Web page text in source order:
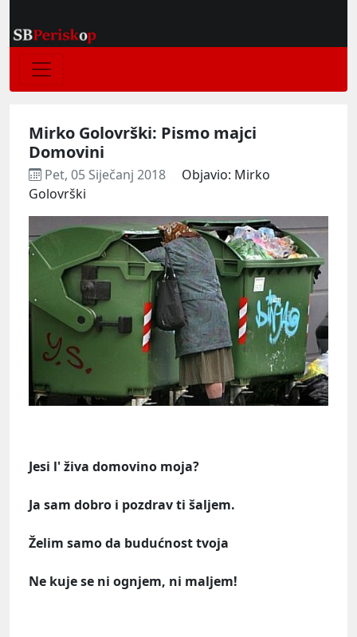
Mirko Golovrški: Pismo majci
Domovini
Pet, 05 Siječanj 2018
Objavio: Mirko
Golovrški
Jesi l' živa domovino moja?
Ja sam dobro i pozdrav ti šaljem.
Želim samo da budućnost tvoja
Ne kuje se ni ognjem, ni maljem!